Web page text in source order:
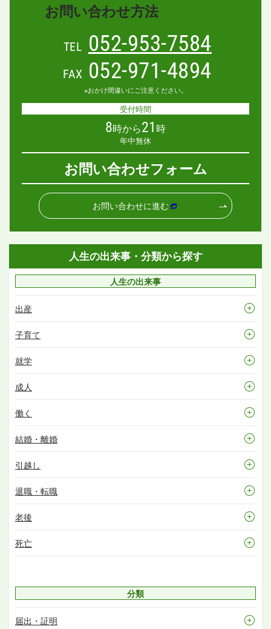
お問い合わせ方法
TEL 052-953-7584
FAX 052-971-4894
※おかけ間違いにご注意ください。
受付時間
8時から21 時
年中無休
お問い合わせフォーム
お問い合わせに進む
人生の出来事・分類から探す
人生の出来事
出産
子育て
就学
成人
働く
結婚・離婚
引越し
退職・転職
老後
死亡
分類
届出・証明